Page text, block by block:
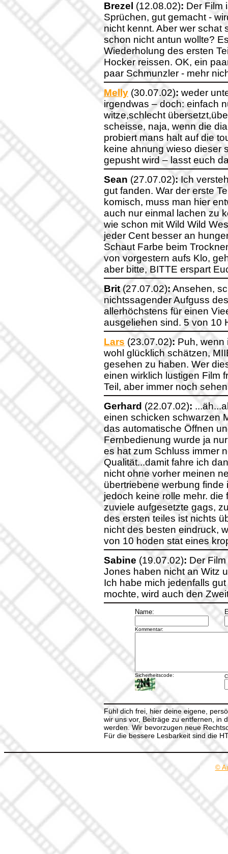
Brezel (12.08.02): Der Film
Sprüchen, gut gemacht -
nicht kennt. Aber wer schat
schon nicht antun wollte?
Wiederholung des ersten
Hocker reissen. OK, ein
paar Schmunzler - mehr
Melly (30.07.02): weder
irgendwas – doch: einfach
witze,schlecht
scheisse, naja, wenn die
probiert mans halt auf die
keine ahnung wieso dieser
gepusht wird – lasst euch
Sean (27.07.02):Ich
gut fanden. War der erste
komisch, muss man hier
auch nur einmal lachen zu
wie schon mit Wild Wild
jeder Cent besser an
Schaut Farbe beim
von vorgestern aufs Klo,
aber bitte, BITTE erspart
Brit(27.07.02): Ansehen,
nichtssagender Aufguss
allerhöchstens für einen
ausgeliehen sind. 5 von 10
Lars (23.07.02): Puh, wenn
wohl glücklich schätzen,
gesehen zu haben. Wer
einen wirklich lustigen Film
Teil, aber immer noch
Gerhard (22.07.02):
einen schicken schwarzen
das automatische Öffnen
Fernbedienung wurde ja
es hat zum Schluss immer
Qualität...damit fahre ich
nicht ohne vorher meinen
übertriebene werbung finde
jedoch keine rolle mehr.
zuviele aufgesetzte gags,
des ersten teiles ist nichts
nicht des besten eindruck,
von 10 hoden stat eines
Sabine (19.07.02): Der
Jones haben nicht an Witz
Ich habe mich jedenfalls
mochte, wird auch den
Name:
Kommentar:
Sicherheitscode:
Fühl dich frei, hier deine eigene,
wir uns vor, Beiträge zu entfernen, in
werden. Wir bevorzugen neue
Für die bessere Lesbarkeit sind die
©